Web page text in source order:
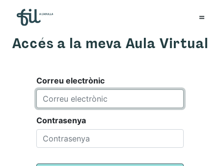
Accés a la meva Aula Virtual
Correu electrònic
Contrasenya